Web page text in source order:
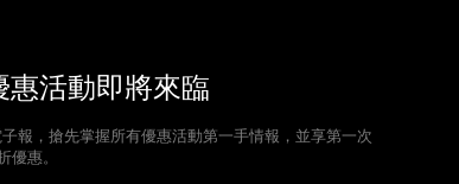
惠活動即將來臨
報，搶先掌握所有優惠活動第一手情報，並享第一次
優惠。